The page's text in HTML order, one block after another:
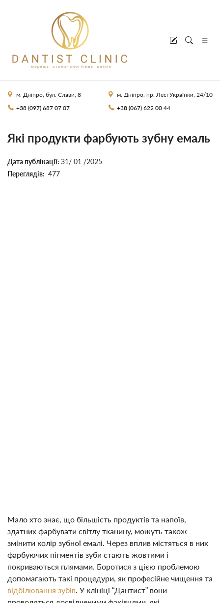
м. Дніпро, бул. Слави, 8
+38 (097) 687 07 07
м. Дніпро, пр. Лесі Українки, 24/10
+38 (067) 622 00 44
Які продукти фарбують зубну емаль
Дата публікації: 31/ 01 /2025
Переглядів: 477
Мало хто знає, що більшість продуктів та напоїв,
здатних фарбувати світлу тканину, можуть також
змінити колір зубної емалі. Через вплив містяться в них
фарбуючих пігментів зуби стають жовтими і
покриваються плямами. Боротися з цією проблемою
допомагають такі процедури, як професійне чищення та
відбілювання зубів. У клініці “Дантист” вони